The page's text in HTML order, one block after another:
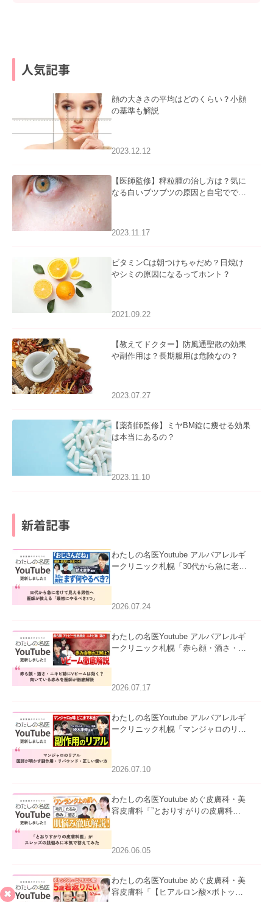
人気記事
顔の大きさの平均はどのくらい？小顔
の基準も解説
2023.12.12
【医師監修】稗粒腫の治し方は？気に
なる白いブツブツの原因と自宅ででき
2023.11.17
ビタミンCは朝つけちゃだめ？日焼け
やシミの原因になるってホント？
2021.09.22
【教えてドクター】防風通聖散の効果
や副作用は？長期服用は危険なの？
2023.07.27
【薬剤師監修】ミヤBM錠に痩せる効果
は本当にあるの？
2023.11.10
新着記事
わたしの名医Youtube アルバアレルギ
ークリニック札幌「30代から急に老け
た。
2026.07.24
わたしの名医Youtube アルバアレルギ
ークリニック札幌「赤ら顔・酒さ・ニ
ました。
2026.07.17
わたしの名医Youtube アルバアレルギ
ークリニック札幌「マンジャロのリア
た。
2026.07.10
わたしの名医Youtube めぐ皮膚科・美
容皮膚科「”とおりすがりの皮膚科
2026.06.05
わたしの名医Youtube めぐ皮膚科・美
容皮膚科「【ヒアルロン酸×ボトック